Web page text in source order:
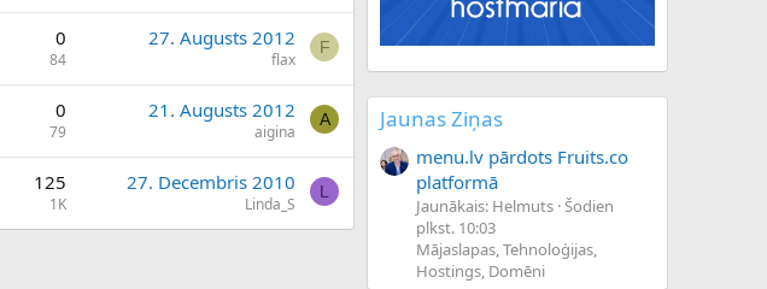
0
84
27. Augusts 2012
flax
F
0
79
21. Augusts 2012
aigina
A
125
1K
27. Decembris 2010
Linda_S
L
Jaunas Ziņas
menu.lv pārdots Fruits.co
platformā
Jaunākais: Helmuts Šodien
plkst. 10:03
Mājaslapas, Tehnoloģijas,
Hostings, Domēni